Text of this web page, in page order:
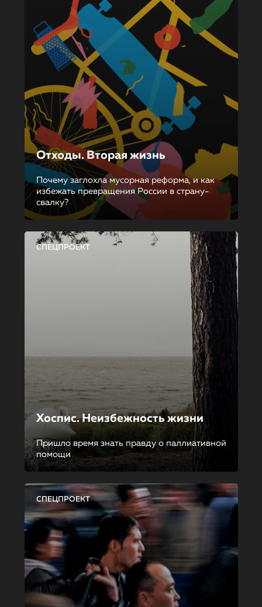
Отходы. Вторая жизнь
Почему заглохла мусорная реформа, и как
избежать превращения России в страну-
свалку?
СПЕЦПРОЕКТ
Хоспис. Неизбежность жизни
Пришло время знать правду о паллиативной
помощи
СПЕЦПРОЕКТ